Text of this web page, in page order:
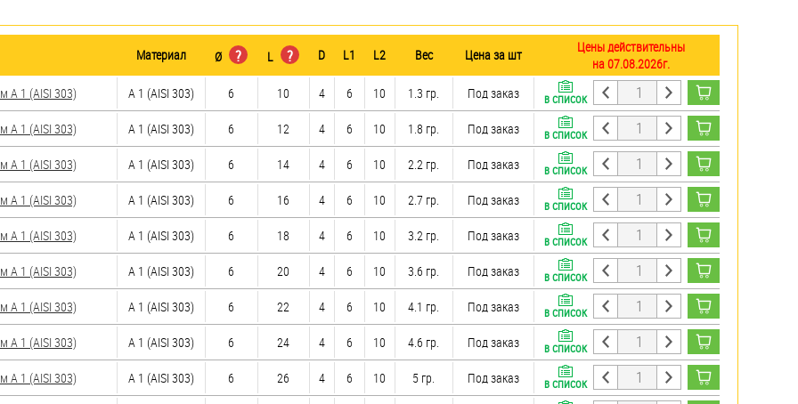
Материал Ø ? L ? D L1 L2 Вес Цена за шт
Цены действительны
на 07.08.2026г.
А 1 (AISI 303)
А 1 (AISI 303) 6 10 4 6 10 1.3 гр. Под заказ В СПИСОК
А 1 (AISI 303) А 1 (AISI 303) 6 12 4 6 10 1.8 гр. Под заказ В СПИСОК
А 1 (AISI 303) А 1 (AISI 303) 6 14 4 6 10 2.2 гр. Под заказ В СПИСОК
А 1 (AISI 303) А 1 (AISI 303) 6 16 4 6 10 2.7 гр. Под заказ В СПИСОК
А 1 (AISI 303) А 1 (AISI 303) 6 18 4 6 10 3.2 гр. Под заказ В СПИСОК
А 1 (AISI 303) А 1 (AISI 303) 6 20 4 6 10 3.6 гр. Под заказ В СПИСОК
А 1 (AISI 303) А 1 (AISI 303) 6 22 4 6 10 4.1 гр. Под заказ В СПИСОК
А 1 (AISI 303) А 1 (AISI 303) 6 24 4 6 10 4.6 гр. Под заказ В СПИСОК
А 1 (AISI 303) А 1 (AISI 303) 6 26 4 6 10 5 гр. Под заказ В СПИСОК